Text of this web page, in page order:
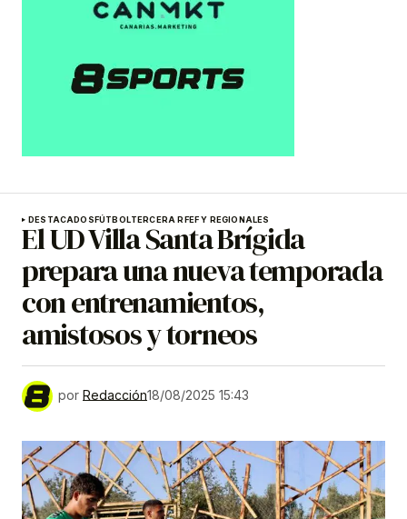
DESTACADOS FÚTBOLTERCERA RFEF Y REGIONALES
El UD Villa Santa Brígida
prepara una nueva temporada
con entrenamientos,
amistosos y torneos
por Redacción18/08/2025 15:43